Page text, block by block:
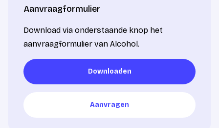
Aanvraagformulier
Download via onderstaande knop het
aanvraagformulier van Alcohol.
Downloaden
Aanvragen